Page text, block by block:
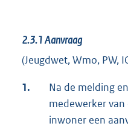
2.3.1Aanvraag
(Jeugdwet, Wmo, PW,
1.
Na de melding
medewerker
inwoner een